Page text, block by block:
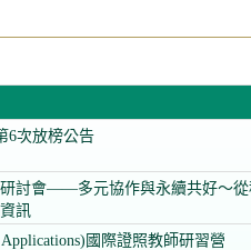
6次放榜公告
研討會——多元協作與永續共好～從
訊
國際證照教師研習營